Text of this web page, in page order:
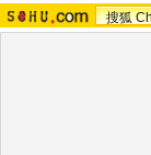
搜狐